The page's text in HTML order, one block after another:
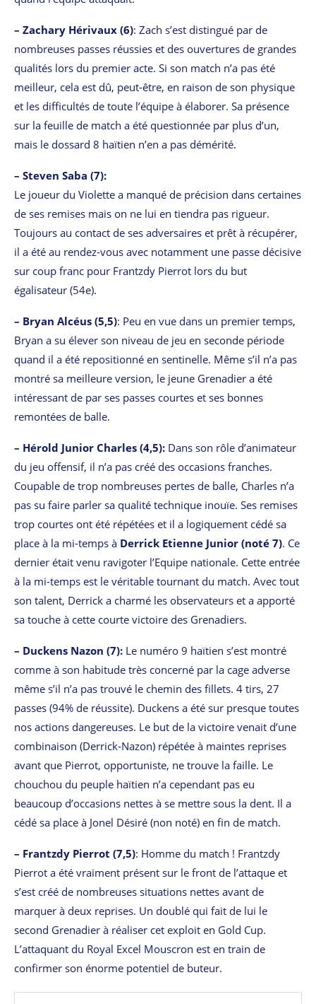
– Zachary Hérivaux (6): Zach s’est distingué par de
nombreuses passes réussies et des ouvertures de grandes
qualités lors du premier acte. Si son match n’a pas été
meilleur, cela est dû, peut-être, en raison de son physique
et les difficultés de toute l’équipe à élaborer. Sa présence
sur la feuille de match a été questionnée par plus d’un,
mais le dossard 8 haïtien n’en a pas démérité.
– Steven Saba (7):
Le joueur du Violette a manqué de précision dans certaines
de ses remises mais on ne lui en tiendra pas rigueur.
Toujours au contact de ses adversaires et prêt à récupérer,
il a été au rendez-vous avec notamment une passe décisive
sur coup franc pour Frantzdy Pierrot lors du but
égalisateur (54e).
– Bryan Alcéus (5,5): Peu en vue dans un premier temps,
Bryan a su élever son niveau de jeu en seconde période
quand il a été repositionné en sentinelle. Même s’il n’a pas
montré sa meilleure version, le jeune Grenadier a été
intéressant de par ses passes courtes et ses bonnes
remontées de balle.
– Hérold Junior Charles (4,5): Dans son rôle d’animateur
du jeu offensif, il n’a pas créé des occasions franches.
Coupable de trop nombreuses pertes de balle, Charles n’a
pas su faire parler sa qualité technique inouïe. Ses remises
trop courtes ont été répétées et il a logiquement cédé sa
place à la mi-temps à Derrick Etienne Junior (noté 7). Ce
dernier était venu ravigoter l’Equipe nationale. Cette entrée
à la mi-temps est le véritable tournant du match. Avec tout
son talent, Derrick a charmé les observateurs et a apporté
sa touche à cette courte victoire des Grenadiers.
– Duckens Nazon (7): Le numéro 9 haïtien s’est montré
comme à son habitude très concerné par la cage adverse
même s’il n’a pas trouvé le chemin des fillets. 4 tirs, 27
passes (94% de réussite). Duckens a été sur presque toutes
nos actions dangereuses. Le but de la victoire venait d’une
combinaison (Derrick-Nazon) répétée à maintes reprises
avant que Pierrot, opportuniste, ne trouve la faille. Le
chouchou du peuple haïtien n’a cependant pas eu
beaucoup d’occasions nettes à se mettre sous la dent. Il a
cédé sa place à Jonel Désiré (non noté) en fin de match.
– Frantzdy Pierrot (7,5): Homme du match ! Frantzdy
Pierrot a été vraiment présent sur le front de l’attaque et
s’est créé de nombreuses situations nettes avant de
marquer à deux reprises. Un doublé qui fait de lui le
second Grenadier à réaliser cet exploit en Gold Cup.
L’attaquant du Royal Excel Mouscron est en train de
confirmer son énorme potentiel de buteur.